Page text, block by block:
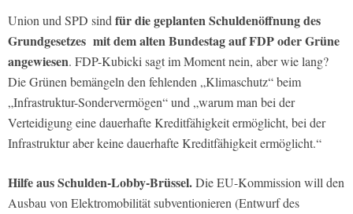
Union und SPD sindfür die geplanten Schuldenöffnung des
Grundgesetzes mit dem alten Bundestag auf FDP oder Grüne
angewiesen. FDP-Kubicki sagt im Moment nein, aber wie lang?
Die Grünen bemängeln den fehlenden „Klimaschutz“ beim
„Infrastruktur-Sondervermögen“ und „warum man bei der
Verteidigung eine dauerhafte Kreditfähigkeit ermöglicht, bei der
Infrastruktur aber keine dauerhafte Kreditfähigkeit ermöglicht.“
Hilfe aus Schulden-Lobby-Brüssel.Die EU-Kommission will den
Ausbau von Elektromobilität subventionieren (Entwurf des